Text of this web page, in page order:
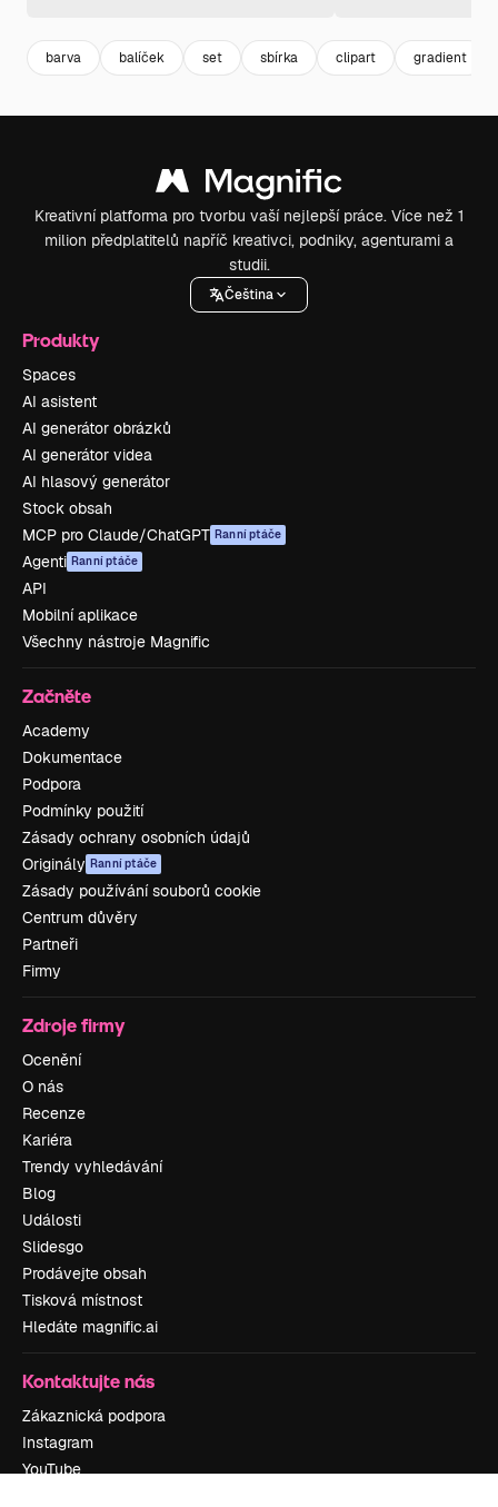
barva balíček set sbírka clipart gradient
Kreativní platforma pro tvorbu vaší nejlepší práce. Více než 1
milion předplatitelů napříč kreativci, podniky, agenturami a
studii.
Čeština
Produkty
Spaces
AI asistent
AI generátor obrázků
AI generátor videa
AI hlasový generátor
Stock obsah
MCP pro Claude/ChatGPT Ranní ptáče
Agenti Ranní ptáče
API
Mobilní aplikace
Všechny nástroje Magnific
Začněte
Academy
Dokumentace
Podpora
Podmínky použití
Zásady ochrany osobních údajů
Originály Ranní ptáče
Zásady používání souborů cookie
Centrum důvěry
Partneři
Firmy
Zdroje firmy
Ocenění
O nás
Recenze
Kariéra
Trendy vyhledávání
Blog
Události
Slidesgo
Prodávejte obsah
Tisková místnost
Hledáte magnific.ai
Kontaktujte nás
Zákaznická podpora
Instagram
YouTube